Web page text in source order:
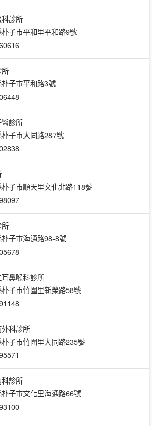
診所
子市平和里平和路9號
子市平和路3號
診所
子市大同路287號
子市順天里文化北路118號
子市海通路98-8號
鼻喉科診所
子市竹圍里新榮路58號
科診所
子市竹圍里大同路235號
診所
子市文化里海通路66號